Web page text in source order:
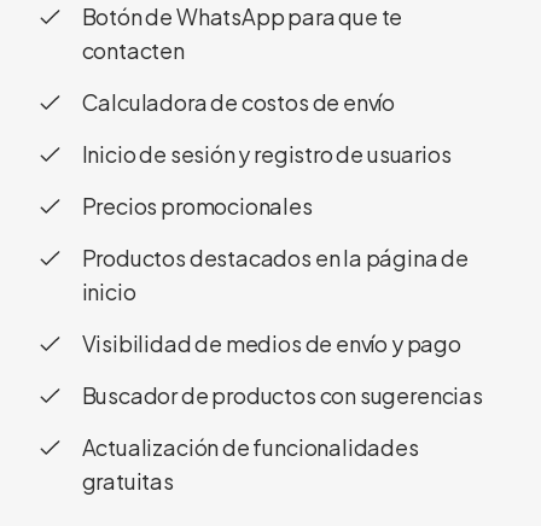
Botón de WhatsApp para que te
contacten
Calculadora de costos de envío
Inicio de sesión y registro de usuarios
Precios promocionales
Productos destacados en la página de
inicio
Visibilidad de medios de envío y pago
Buscador de productos con sugerencias
Actualización de funcionalidades
gratuitas